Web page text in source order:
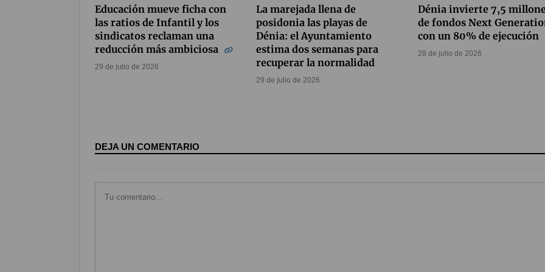
Educación mueve ficha con
las ratios de Infantil y los
sindicatos reclaman una
reducción más ambiciosa
29 de julio de 2026
La marejada llena de
posidonia las playas de
Dénia: el Ayuntamiento
estima dos semanas para
recuperar la normalidad
29 de julio de 2026
Dénia invierte 7,5
de fondos Next
con un 80% de ejecución
28 de julio de 2026
DEJA UN COMENTARIO